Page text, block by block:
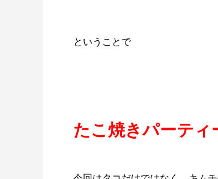
ということで
たこ焼きパーティ